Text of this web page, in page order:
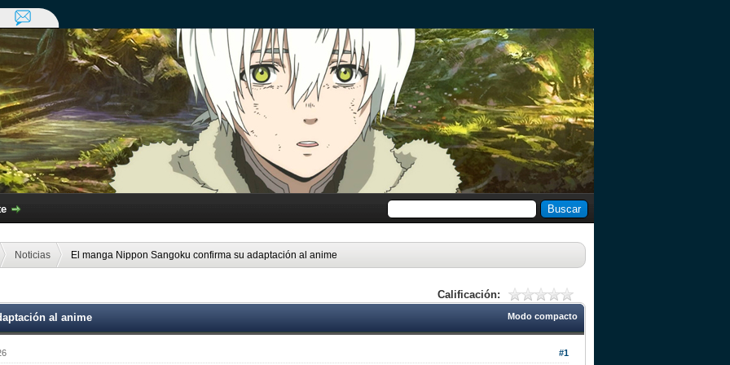
Noticias El manga Nippon Sangoku confirma su adaptación al anime
Calificación:
Modo compacto
al anime
#1